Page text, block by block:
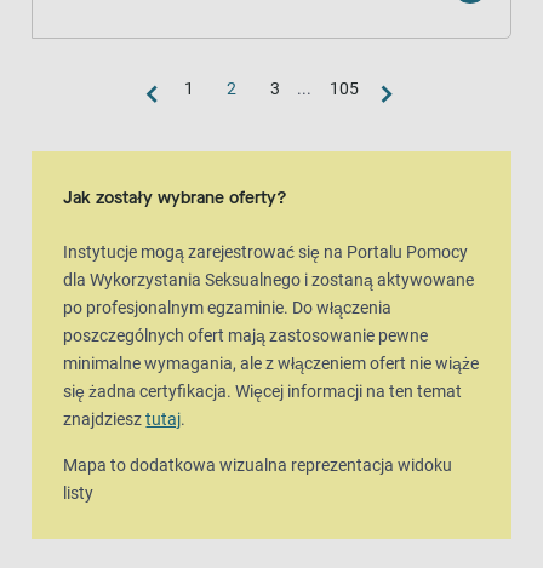
1 2 3 ... 105
widok mapy
Jak zostały wybrane oferty?
Instytucje mogą zarejestrować się na Portalu Pomocy
dla Wykorzystania Seksualnego i zostaną aktywowane
po profesjonalnym egzaminie. Do włączenia
poszczególnych ofert mają zastosowanie pewne
minimalne wymagania, ale z włączeniem ofert nie wiąże
się żadna certyfikacja. Więcej informacji na ten temat
znajdziesztutaj.
Mapa to dodatkowa wizualna reprezentacja widoku
listy